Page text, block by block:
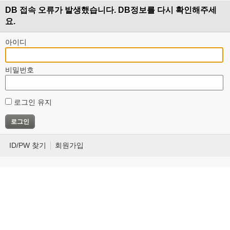
DB 접속 오류가 발생했습니다. DB정보를 다시 확인해주세
요.
아이디
비밀번호
로그인 유지
ID/PW 찾기 회원가입